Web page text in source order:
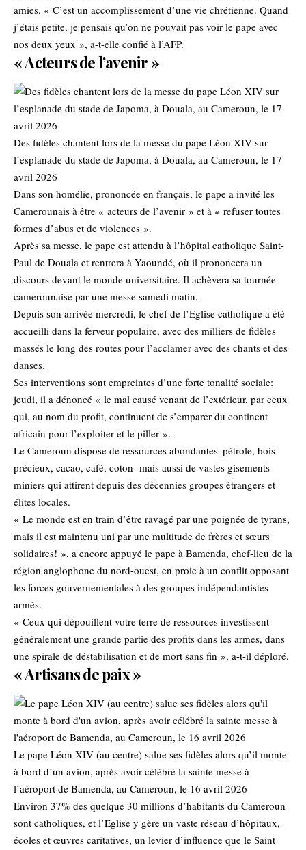
amies. « C’est un accomplissement d’une vie chrétienne. Quand
j’étais petite, je pensais qu’on ne pouvait pas voir le pape avec
nos deux yeux », a-t-elle confié à l’AFP.
« Acteurs de l’avenir »
Des fidèles chantent lors de la messe du pape Léon XIV sur
l’esplanade du stade de Japoma, à Douala, au Cameroun, le 17
avril 2026
Dans son homélie, prononcée en français, le pape a invité les
Camerounais à être « acteurs de l’avenir » et à « refuser toutes
formes d’abus et de violences ».
Après sa messe, le pape est attendu à l’hôpital catholique Saint-
Paul de Douala et rentrera à Yaoundé, où il prononcera un
discours devant le monde universitaire. Il achèvera sa tournée
camerounaise par une messe samedi matin.
Depuis son arrivée mercredi, le chef de l’Eglise catholique a été
accueilli dans la ferveur populaire, avec des milliers de fidèles
massés le long des routes pour l’acclamer avec des chants et des
danses.
Ses interventions sont empreintes d’une forte tonalité sociale:
jeudi, il a dénoncé « le mal causé venant de l’extérieur, par ceux
qui, au nom du profit, continuent de s’emparer du continent
africain pour l’exploiter et le piller ».
Le Cameroun dispose de ressources abondantes -pétrole, bois
précieux, cacao, café, coton- mais aussi de vastes gisements
miniers qui attirent depuis des décennies groupes étrangers et
élites locales.
« Le monde est en train d’être ravagé par une poignée de tyrans,
mais il est maintenu uni par une multitude de frères et sœurs
solidaires! », a encore appuyé le pape à Bamenda, chef-lieu de la
région anglophone du nord-ouest, en proie à un conflit opposant
les forces gouvernementales à des groupes indépendantistes
armés.
« Ceux qui dépouillent votre terre de ressources investissent
généralement une grande partie des profits dans les armes, dans
une spirale de déstabilisation et de mort sans fin », a-t-il déploré.
« Artisans de paix »
Le pape Léon XIV (au centre) salue ses fidèles alors qu’il monte
à bord d’un avion, après avoir célébré la sainte messe à
l’aéroport de Bamenda, au Cameroun, le 16 avril 2026
Environ 37% des quelque 30 millions d’habitants du Cameroun
sont catholiques, et l’Eglise y gère un vaste réseau d’hôpitaux,
écoles et œuvres caritatives, un levier d’influence que le Saint